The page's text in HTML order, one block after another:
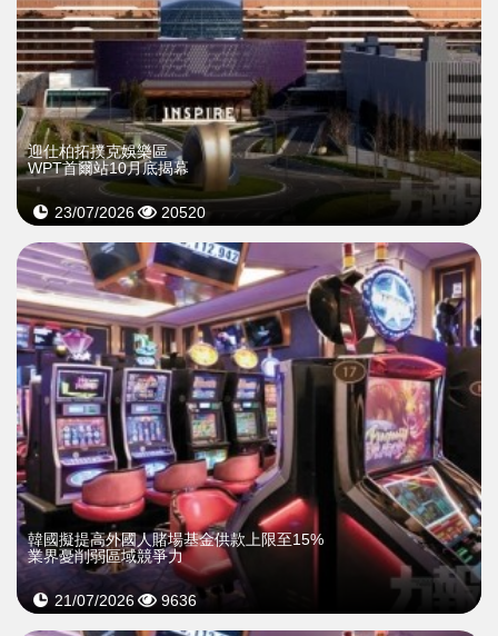
迎仕柏拓撲克娛樂區
WPT首爾站10月底揭幕
23/07/2026 20520
韓國擬提高外國人賭場基金供款上限至15%
業界憂削弱區域競爭力
21/07/2026 9636